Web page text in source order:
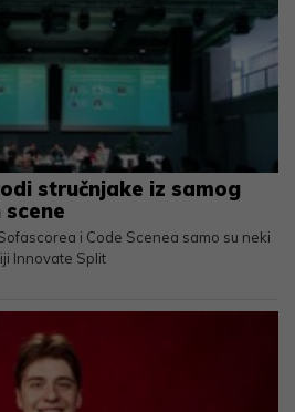
stručnjake iz samog
i Code Scenea samo su neki
Innovate Split